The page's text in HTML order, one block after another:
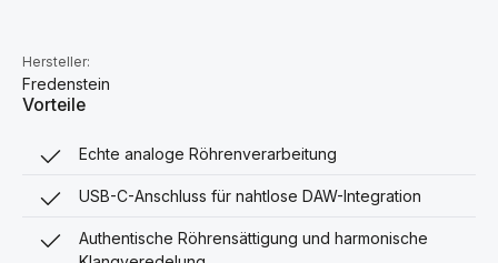
Hersteller:
Fredenstein
Vorteile
Echte analoge Röhrenverarbeitung
USB-C-Anschluss für nahtlose DAW-Integration
Authentische Röhrensättigung und harmonische